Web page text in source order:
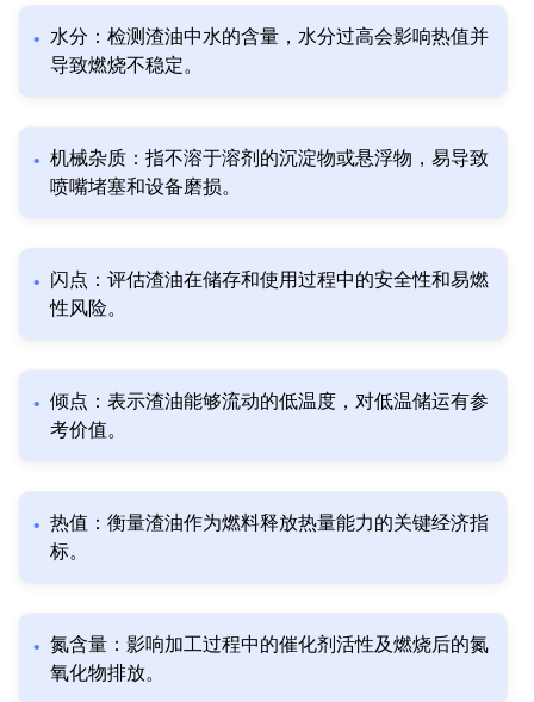
水分：检测渣油中水的含量，水分过高会影响热值并
导致燃烧不稳定。
机械杂质：指不溶于溶剂的沉淀物或悬浮物，易导致
喷嘴堵塞和设备磨损。
闪点：评估渣油在储存和使用过程中的安全性和易燃
性风险。
倾点：表示渣油能够流动的低温度，对低温储运有参
考价值。
热值：衡量渣油作为燃料释放热量能力的关键经济指
标。
氮含量：影响加工过程中的催化剂活性及燃烧后的氮
氧化物排放。